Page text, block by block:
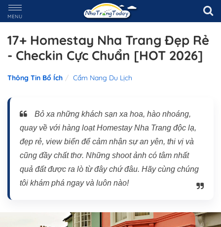
MENU
17+ Homestay Nha Trang Đẹp Rẻ
- Checkin Cực Chuẩn [HOT 2026]
Thông Tin Bổ Ích Cẩm Nang Du Lịch
Bỏ xa những khách sạn xa hoa, hào nhoáng,
quay về với hàng loạt Homestay Nha Trang độc lạ,
đẹp rẻ, view biển để cảm nhận sự an yên, thi vị và
cũng đầy chất thơ. Những shoot ảnh có tâm nhất
quả đất được ra lò từ đây chứ đâu. Hãy cùng chúng
tôi khám phá ngay và luôn nào!